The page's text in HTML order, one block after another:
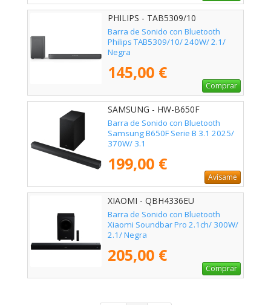
PHILIPS - TAB5309/10
Barra de Sonido con Bluetooth
Philips TAB5309/10/ 240W/ 2.1/
Negra
145,00 €
Comprar
SAMSUNG - HW-B650F
Barra de Sonido con Bluetooth
Samsung B650F Serie B 3.1 2025/
370W/ 3.1
199,00 €
Avísame
XIAOMI - QBH4336EU
Barra de Sonido con Bluetooth
Xiaomi Soundbar Pro 2.1ch/ 300W/
2.1/ Negra
205,00 €
Comprar